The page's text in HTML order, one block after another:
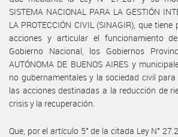
SISTEMA NACIONAL PARA LA GESTIÓN
LA PROTECCIÓN CIVIL (SINAGIR), que
acciones y articular el funcionamiento
Gobierno Nacional, los Gobiernos
AUTÓNOMA DE BUENOS AIRES y
no gubernamentales y la sociedad civil
las acciones destinadas a la reducción de
crisis y la recuperación.
Que, por el artículo 5° de la citada Ley N°